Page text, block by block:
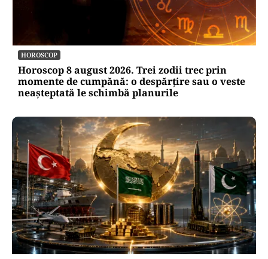
HOROSCOP
Horoscop 8 august 2026. Trei zodii trec prin
momente de cumpănă: o despărțire sau o veste
neașteptată le schimbă planurile